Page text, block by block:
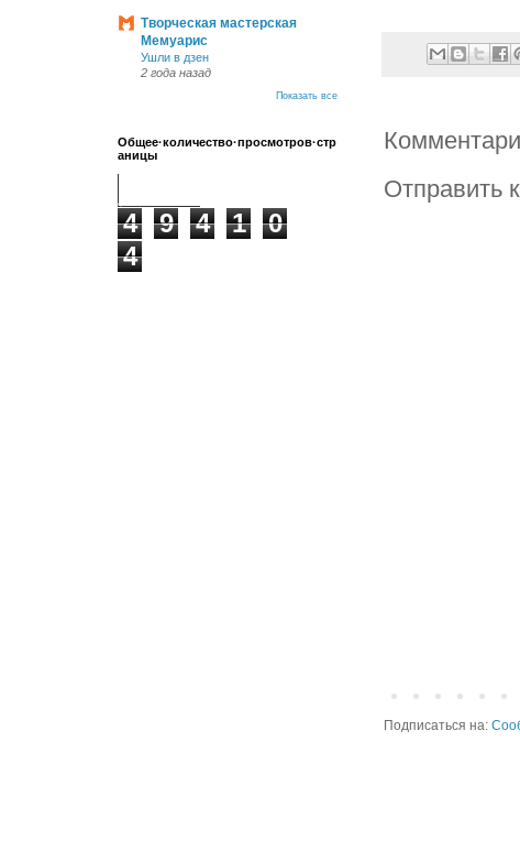
Отправить
Подписаться на:
Творческая мастерская
Мемуарис
Ушли в дзен
2 года назад
Показать все
Общее·количество·просмотров·стр
аницы
4 9 4 1
0
4